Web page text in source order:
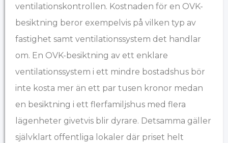
ventilationskontrollen. Kostnaden för en OVK-
besiktning beror exempelvis på vilken typ av
fastighet samt ventilationssystem det handlar
om. En OVK-besiktning av ett enklare
ventilationssystem i ett mindre bostadshus bör
inte kosta mer än ett par tusen kronor medan
en besiktning i ett flerfamiljshus med flera
lägenheter givetvis blir dyrare. Detsamma gäller
självklart offentliga lokaler där priset helt